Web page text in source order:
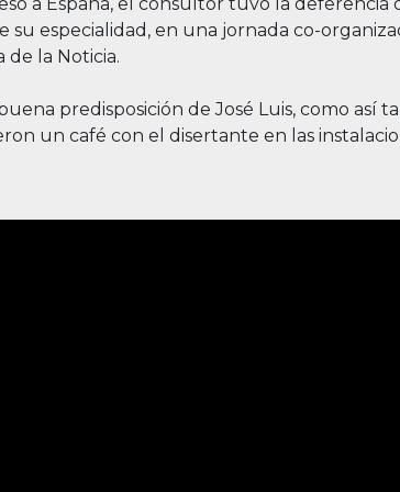
su especialidad, en una jornada co-
de la Noticia.
predisposición de José Luis, como así
un café con el disertante en las